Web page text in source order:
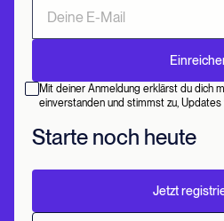
Mit deiner Anmeldung erklärst du dich
einverstanden und stimmst zu,
Starte noch heute
Jetzt